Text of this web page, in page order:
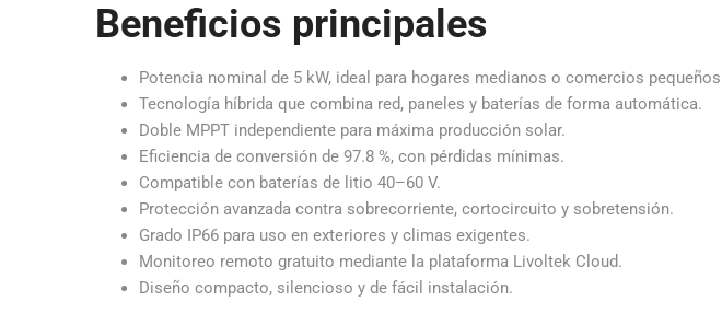
Beneficios principales
Potencia nominal de 5 kW, ideal para hogares medianos o comercios
Tecnología híbrida que combina red, paneles y baterías de forma automática.
Doble MPPT independiente para máxima producción solar.
Eficiencia de conversión de 97.8 %, con pérdidas mínimas.
Compatible con baterías de litio 40–60 V.
Protección avanzada contra sobrecorriente, cortocircuito y sobretensión.
Grado IP66 para uso en exteriores y climas exigentes.
Monitoreo remoto gratuito mediante la plataforma Livoltek Cloud.
Diseño compacto, silencioso y de fácil instalación.